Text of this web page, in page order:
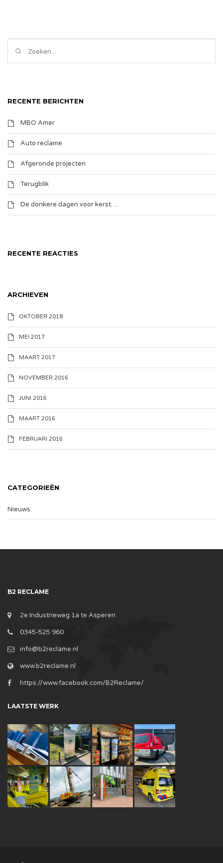
RECENTE BERICHTEN
MBO Amer
Auto reclame
Afgeronde projecten
Terugblik
De donkere dagen voor kerst…
RECENTE REACTIES
ARCHIEVEN
OKTOBER 2018
MEI 2017
MAART 2017
NOVEMBER 2016
JUNI 2016
MAART 2016
FEBRUARI 2016
CATEGORIEËN
Nieuws
B2 RECLAME
2e Industrieweg 1a te Asperen
0345-525 960
info@b2reclame.nl
www.b2reclame.nl
https://www.facebook.com/B2Reclame/
LAATSTE WERK